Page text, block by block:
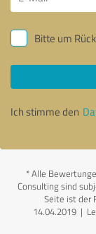
Bitte um
Ich stimme den
*Alle
Consulting sind
Seite ist der
14.04.2019 |